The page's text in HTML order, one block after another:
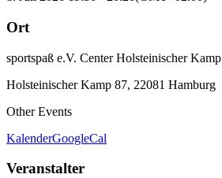
Ort
sportspaß e.V. Center Holsteinischer Kamp
Holsteinischer Kamp 87, 22081 Hamburg
Other Events
KalenderGoogleCal
Veranstalter